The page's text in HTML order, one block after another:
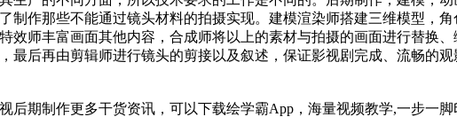
制作那些不能通过镜头材料的拍摄实现。建模渲染师搭建三维模型，
效师丰富画面其他内容，合成师将以上的素材与拍摄的画面进行替换
最后再由剪辑师进行镜头的剪接以及叙述，保证影视剧完成、流畅的观
后期制作更多干货资讯，可以下载绘学霸App，海量视频教学,一步一